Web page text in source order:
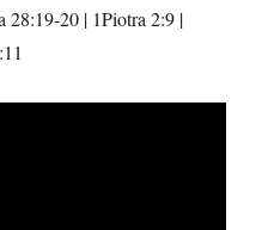
28:19-20 | 1Piotra 2:9 |